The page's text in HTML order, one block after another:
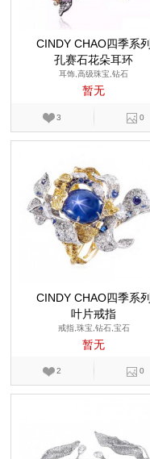
CINDY CHAO四季系列
孔赛石花朵耳环
耳饰,高级珠宝,钻石
暂无
3 0
CINDY CHAO四季系列
叶片戒指
戒指,珠宝,钻石,宝石
暂无
2 0